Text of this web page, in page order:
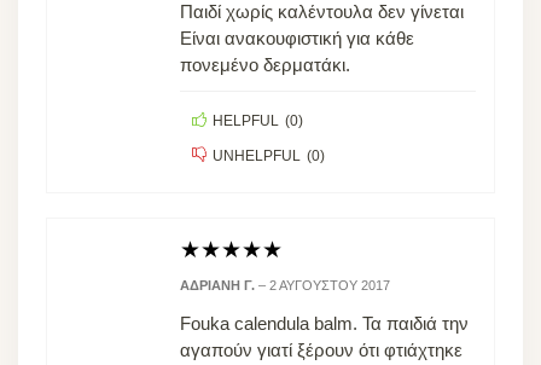
Παιδί χωρίς καλέντουλα δεν γίνεται
Είναι ανακουφιστική για κάθε
πονεμένο δερματάκι.
HELPFUL (0)
UNHELPFUL (0)
★★★★★
ΑΔΡΙΑΝΉ Γ. – 2 ΑΥΓΟΎΣΤΟΥ 2017
Fouka calendula balm. Τα παιδιά την
αγαπούν γιατί ξέρουν ότι φτιάχτηκε